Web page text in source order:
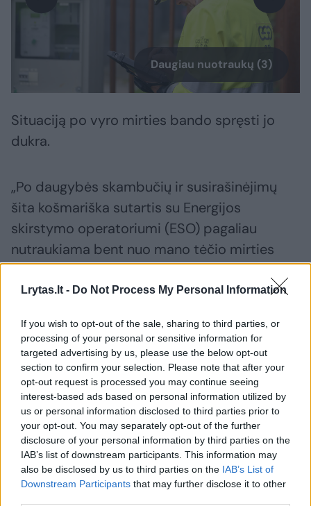
Lrytas.lt - Do Not Process My Personal Information
If you wish to opt-out of the sale, sharing to third parties, or
processing of your personal or sensitive information for
targeted advertising by us, please use the below opt-out
section to confirm your selection. Please note that after your
opt-out request is processed you may continue seeing
interest-based ads based on personal information utilized by
us or personal information disclosed to third parties prior to
your opt-out. You may separately opt-out of the further
disclosure of your personal information by third parties on the
IAB’s list of downstream participants. This information may
also be disclosed by us to third parties on the IAB’s List of
Downstream Participants that may further disclose it to other
Daugiau nuotraukų (3)
Situaciją po vyro mirties bando spręsti jo
dukra.
„Po daugybės skambučių ir susirašinėjimų
šita košmariška sutartis su Energijos
skirstymo operatoriumi (ESO) pagaliau
nutraukiama bent nuo mano tėčio mirties
datos 2025 m. birželio 7 d.“, – „Facebook“
pasidalintoje istorijoje rašo Ieva Kilčauskaitė.
Manė, kad sutartis nutraukta
Istorija prasidėjo 2021-ųjų birželį, kai po
daugiau nei dešimtmečio iš planuoto griauti
pastato, kaip ir kiti nuomininkai, išsikėlė
I.Kilčauskaitės tėtis. Visas sutartis, tarp jų ir
su ESO, vyras nutraukė. Tačiau, kaip paaiškėjo
vėliau, to nepakako.